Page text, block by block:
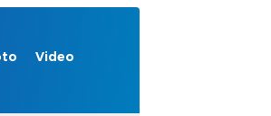
Video